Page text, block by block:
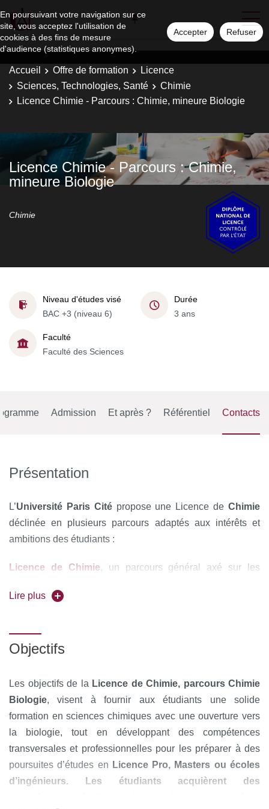
En poursuivant votre navigation sur ce
site, vous acceptez l'utilisation de
cookies à des fins de mesure
d'audience (statistiques anonymes).
Accepter Refuser
Accueil Offre de formation
Licence
Sciences, Technologies, Santé
Chimie
Licence Chimie - Parcours : Chimie, mineure Biologie
Licence Chimie - Parcours : Chimie,
mineure Biologie
Chimie
Niveau d'études visé
BAC +3 (niveau 6)
Durée
3 ans
Faculté
Faculté des Sciences
Admission Et après ? Référentiel Contacts
Présentation
L’Université Paris Cité propose une Licence de Chimie
déclinée en plusieurs parcours adaptés aux intérêts et
ambitions des étudiants :
Licence de Chimie,
un parcours général axé sur les
Licence de Chimie
Double Licence de Physique et Chimie
, un cursus
sélectif et bi-diplômant pour une formation interdisciplinaire
Double Licence Franco-Allemande de Chimie, un
parcours sélectif bi-diplômant co-accrédité avec
l’Université de Bielefeld
Lire plus
Objectifs
Les objectifs de la Licence de Chimie, parcours Chimie
Biologie, visent à fournir aux étudiants une solide
formation en sciences chimiques avec une ouverture vers
la biologie, tout en développant des compétences
transversales et professionnelles pour les préparer à des
poursuites d’études en Licence Pro, Masters ou écoles
d’ingénieurs. Les étudiants acquièrent des